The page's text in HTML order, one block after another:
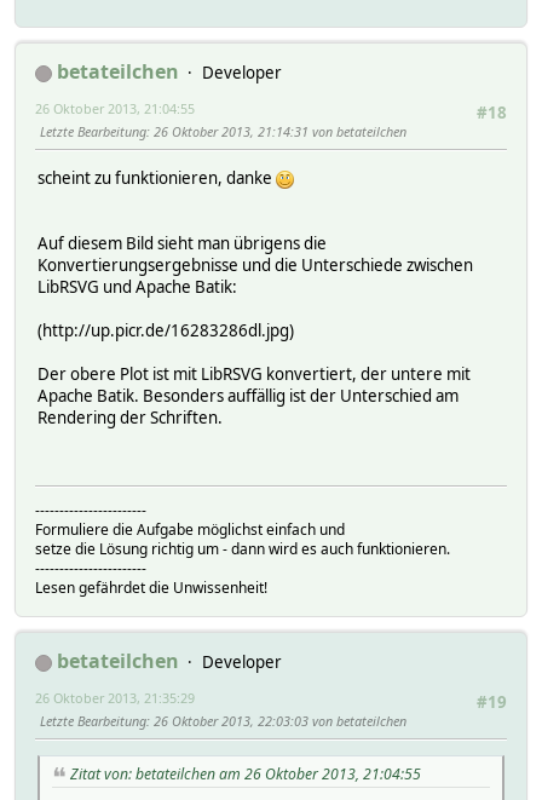
betateilchen
Developer
#18
26 Oktober 2013, 21:04:55
Letzte Bearbeitung: 26 Oktober 2013, 21:14:31 von betateilchen
scheint zu funktionieren, danke
Auf diesem Bild sieht man übrigens die
Konvertierungsergebnisse und die Unterschiede zwischen
LibRSVG und Apache Batik:
(http://up.picr.de/16283286dl.jpg)
Der obere Plot ist mit LibRSVG konvertiert, der untere mit
Apache Batik. Besonders auffällig ist der Unterschied am
Rendering der Schriften.
-----------------------
Formuliere die Aufgabe möglichst einfach und
setze die Lösung richtig um - dann wird es auch funktionieren.
-----------------------
Lesen gefährdet die Unwissenheit!
betateilchen
Developer
#19
26 Oktober 2013, 21:35:29
Letzte Bearbeitung: 26 Oktober 2013, 22:03:03 von betateilchen
Zitat von: betateilchen am 26 Oktober 2013, 21:04:55